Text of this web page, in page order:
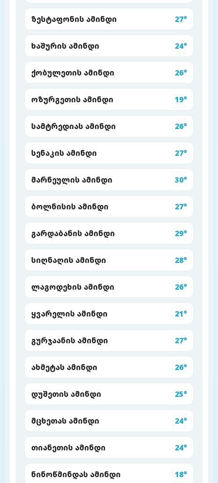
ზესტაფონის ამინდი 27°
ხაშურის ამინდი 24°
ქობულეთის ამინდი 26°
ოზურგეთის ამინდი 19°
სამტრედიას ამინდი 26°
სენაკის ამინდი 27°
მარნეულის ამინდი 30°
ბოლნისის ამინდი 27°
გარდაბანის ამინდი 29°
სიღნაღის ამინდი 28°
ლაგოდეხის ამინდი 26°
ყვარელის ამინდი 21°
გურჯაანის ამინდი 27°
ახმეტას ამინდი 26°
დუშეთის ამინდი 25°
მცხეთას ამინდი 24°
თიანეთის ამინდი 24°
ნინოწმინდას ამინდი 18°